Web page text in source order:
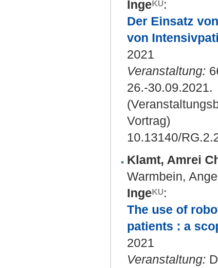
Inge
:
Der Einsatz
von
2021
Veranstaltung:
26.-30.09.2021.
Vortrag)
10.13140/
Klamt, Amrei
Warmbein,
Inge
:
The use of
patients : a
2021
Veranstaltung: